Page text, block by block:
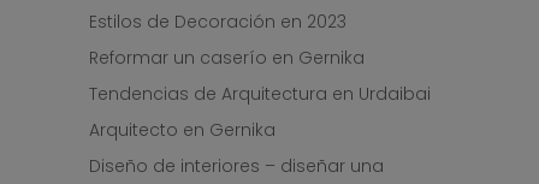
Estilos de Decoración en 2023
Reformar un caserío en Gernika
Tendencias de Arquitectura en Urdaibai
Arquitecto en Gernika
Diseño de interiores – diseñar una